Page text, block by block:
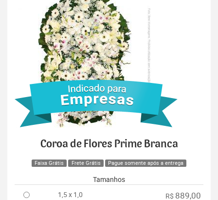
Coroa de Flores Prime Branca
Faixa Grátis Frete Grátis Pague somente após a entrega
Tamanhos
1,5 x 1,0
R$ 889,00